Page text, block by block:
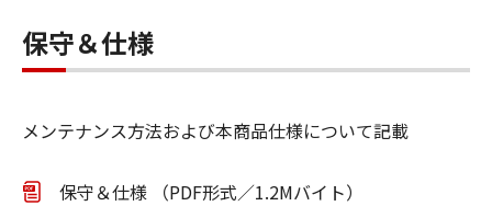
保守＆仕様
メンテナンス方法および本商品仕様について記載
保守＆仕様 （PDF形式／1.2Mバイト）